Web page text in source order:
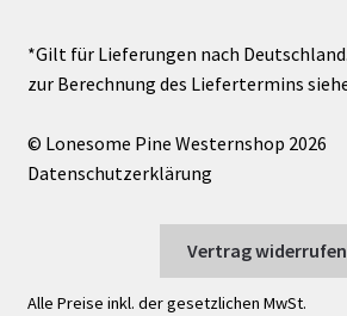
© Lonesome Pine Westernshop 2026
Datenschutzerklärung
Vertrag widerrufen
Alle Preise inkl. der gesetzlichen MwSt.